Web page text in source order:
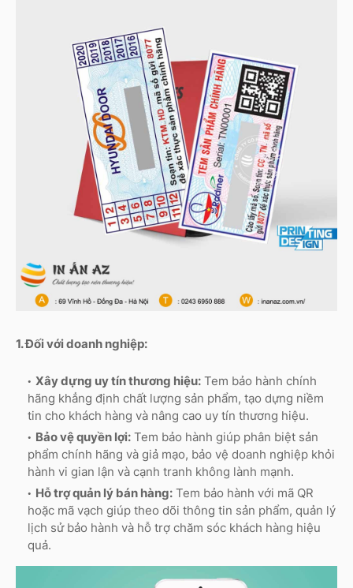
1. Đối với doanh nghiệp:
Xây dựng uy tín thương hiệu: Tem bảo hành chính
hãng khẳng định chất lượng sản phẩm, tạo dựng niềm
tin cho khách hàng và nâng cao uy tín thương hiệu.
Bảo vệ quyền lợi: Tem bảo hành giúp phân biệt sản
phẩm chính hãng và giả mạo, bảo vệ doanh nghiệp khỏi
hành vi gian lận và cạnh tranh không lành mạnh.
Hỗ trợ quản lý bán hàng: Tem bảo hành với mã QR
hoặc mã vạch giúp theo dõi thông tin sản phẩm, quản lý
lịch sử bảo hành và hỗ trợ chăm sóc khách hàng hiệu
quả.